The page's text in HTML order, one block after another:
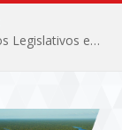
Câmara Municipal de Afuá Retoma Trabalhos Legislativos em Sessão Ordinária